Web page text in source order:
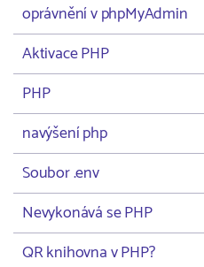
oprávnění v phpMyAdmin
Aktivace PHP
PHP
navýšení php
Soubor .env
Nevykonává se PHP
QR knihovna v PHP?